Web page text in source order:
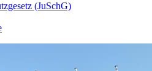
(JuSchG)